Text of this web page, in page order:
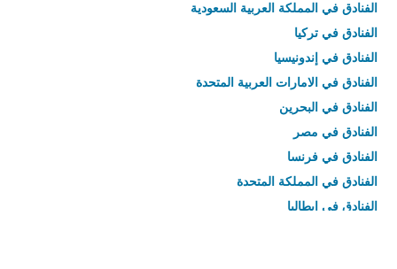
الفنادق في المملكة العربية السعودية
الفنادق في تركيا
الفنادق في إندونيسيا
الفنادق في الامارات العربية المتحدة
الفنادق في البحرين
الفنادق في مصر
الفنادق في فرنسا
الفنادق في المملكة المتحدة
الفنادق في إيطاليا